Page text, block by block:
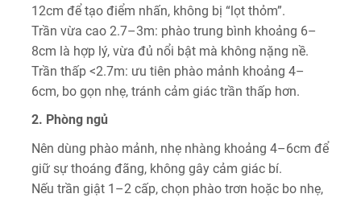
12cm để tạo điểm nhấn, không bị “lọt thỏm”.
Trần vừa cao 2.7–3m: phào trung bình khoảng 6–
8cm là hợp lý, vừa đủ nổi bật mà không nặng nề.
Trần thấp <2.7m: ưu tiên phào mảnh khoảng 4–
6cm, bo gọn nhẹ, tránh cảm giác trần thấp hơn.
2. Phòng ngủ
Nên dùng phào mảnh, nhẹ nhàng khoảng 4–6cm để
giữ sự thoáng đãng, không gây cảm giác bí.
Nếu trần giật 1–2 cấp, chọn phào trơn hoặc bo nhẹ,